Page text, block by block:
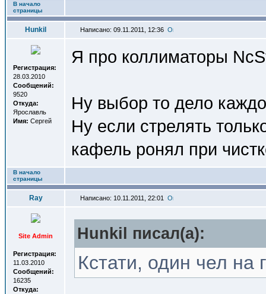
В начало
страницы
Hunkil Написано: 09.11.2011, 12:36
Регистрация:
28.03.2010
Сообщений:
9520
Откуда:
Ярославль
Имя: Сергей
Я про коллиматоры
Ну выбор то дело
Ну если стрелять
кафель ронял при
В начало
страницы
Ray Написано: 10.11.2011, 22:01
Site Admin
Регистрация:
11.03.2010
Сообщений:
16235
Откуда:
Hunkil писал(a):
Кстати, один чел на